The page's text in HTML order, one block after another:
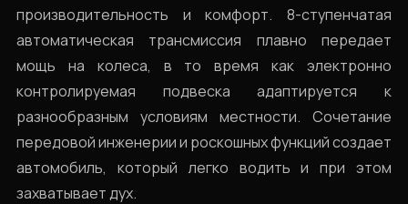
производительность и комфорт. 8-ступенчатая
автоматическая трансмиссия плавно передает
мощь на колеса, в то время как электронно
контролируемая подвеска адаптируется к
разнообразным условиям местности. Сочетание
передовой инженерии и роскошных функций создает
автомобиль, который легко водить и при этом
захватывает дух.